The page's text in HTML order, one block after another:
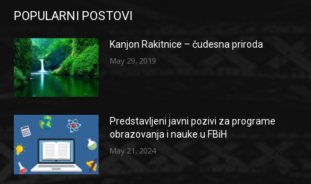
POPULARNI POSTOVI
Kanjon Rakitnice – čudesna priroda
May 29, 2019
Predstavljeni javni pozivi za programe
obrazovanja i nauke u FBiH
May 21, 2024